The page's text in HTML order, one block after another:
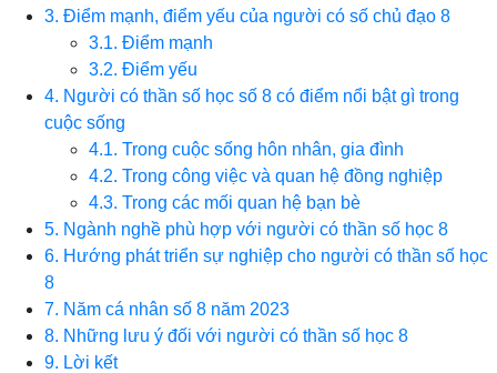
3. Điểm mạnh, điểm yếu của người có số chủ đạo 8
3.1. Điểm mạnh
3.2. Điểm yếu
4. Người có thần số học số 8 có điểm nổi bật gì trong
cuộc sống
4.1. Trong cuộc sống hôn nhân, gia đình
4.2. Trong công việc và quan hệ đồng nghiệp
4.3. Trong các mối quan hệ bạn bè
5. Ngành nghề phù hợp với người có thần số học 8
6. Hướng phát triển sự nghiệp cho người có thần số học
8
7. Năm cá nhân số 8 năm 2023
8. Những lưu ý đối với người có thần số học 8
9. Lời kết